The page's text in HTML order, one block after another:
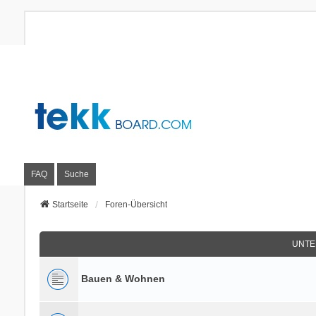
FAQ Suche
Startseite Foren-Übersicht
Bauen & Wohnen